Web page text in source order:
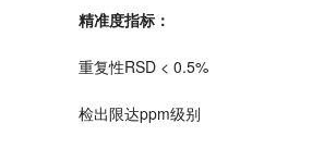
精准度指标：
重复性RSD < 0.5%
检出限达ppm级别